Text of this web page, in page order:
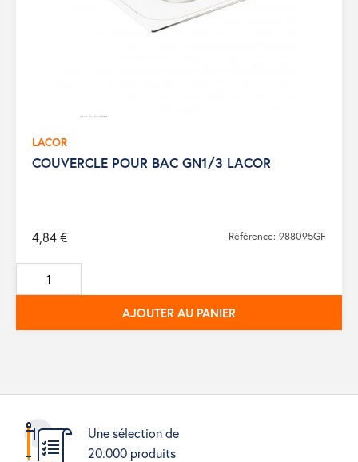
LACOR
COUVERCLE POUR BAC GN1/3 LACOR
4,84 € Référence: 988095GF
AJOUTER AU PANIER
Une sélection de
20.000 produits